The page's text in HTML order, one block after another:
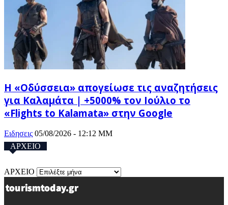
Η «Οδύσσεια» απογείωσε τις αναζητήσεις
για Καλαμάτα | +5000% τον Ιούλιο το
«Flights to Kalamata» στην Google
Ειδησεις 05/08/2026 - 12:12 ΜΜ
ΑΡΧΕΙΟ
ΑΡΧΕΙΟ